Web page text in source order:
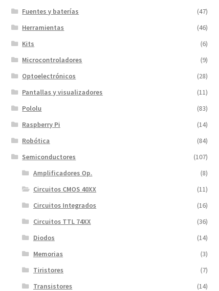
Fuentes y baterías
(47)
Herramientas
(46)
Kits
(6)
Microcontroladores
(9)
Optoelectrónicos
(28)
Pantallas y visualizadores
(11)
Pololu
(83)
Raspberry Pi
(14)
Robótica
(84)
Semiconductores
(107)
Amplificadores Op.
(8)
Circuitos CMOS 40XX
(11)
Circuitos Integrados
(16)
Circuitos TTL 74XX
(36)
Diodos
(14)
Memorias
(3)
Tiristores
(7)
Transistores
(14)